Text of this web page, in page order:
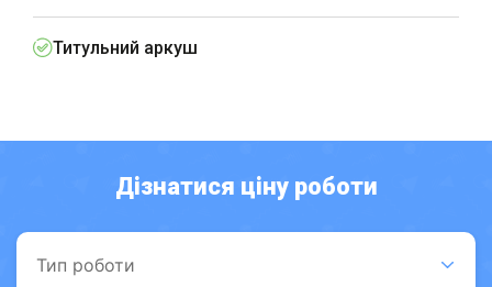
Титульний аркуш
Дізнатися ціну роботи